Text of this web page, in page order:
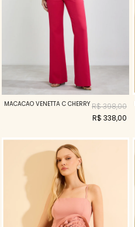
MACACÃO VENETTA C CHERRY R$ 398,00
R$ 338,00